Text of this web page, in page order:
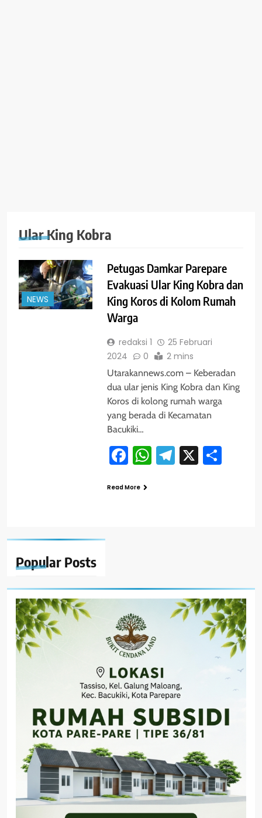
Popular Posts
Ular King Kobra
NEWS
Petugas Damkar Parepare
Evakuasi Ular King Kobra dan
King Koros di Kolom Rumah
Warga
redaksi 1
25 Februari
2024
0 2 mins
Utarakannews.com – Keberadan
dua ular jenis King Kobra dan King
Koros di kolong rumah warga
yang berada di Kecamatan
Bacukiki…
Facebook
WhatsApp
Telegram
X
Read More